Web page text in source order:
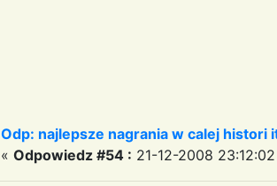
Odp: najlepsze nagrania w calej histori
« Odpowiedz #54 : 21-12-2008